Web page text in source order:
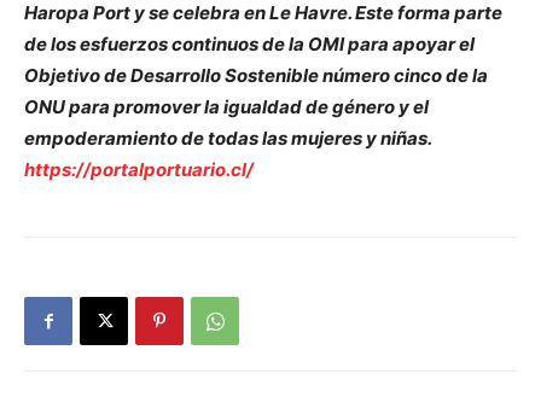
Haropa Port y se celebra en Le Havre. Este forma parte
de los esfuerzos continuos de la OMI para apoyar el
Objetivo de Desarrollo Sostenible número cinco de la
ONU para promover la igualdad de género y el
empoderamiento de todas las mujeres y niñas.
https://portalportuario.cl/